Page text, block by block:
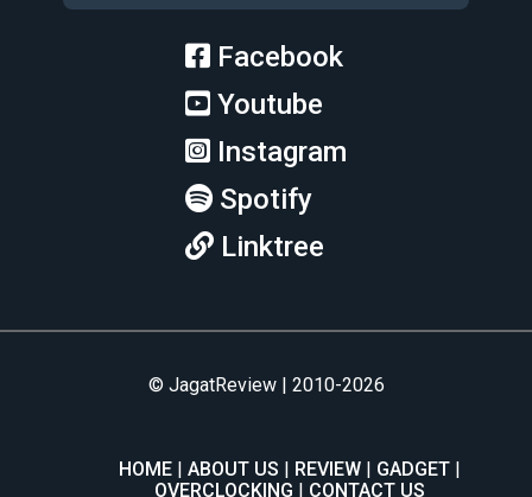
Facebook
Youtube
Instagram
Spotify
Linktree
© JagatReview | 2010-2026
HOME ABOUT US REVIEW
GADGET
OVERCLOCKING
CONTACT US